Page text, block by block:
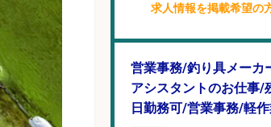
求人情報を掲載希望の
営業事務/釣り具メーカ
アシスタントのお仕事/
日勤務可/営業事務/軽